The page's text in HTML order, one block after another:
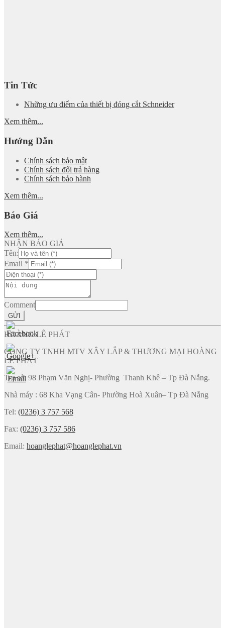
Tin Tức
Những ưu điểm của thiết bị đóng cắt Schneider
Xem thêm...
Hướng Dẫn
Chính sách bảo mật
Chính sách đổi trả hàng
Chính sách bảo hành
Xem thêm...
Báo Giá
Xem thêm...
NHẬN BÁO GIÁ
Tên:
Email *
Comment
GỬI
HOÀNG LÊ PHÁT
CÔNG TY TNHH MTV XÂY LẮP & THƯƠNG MẠI HOÀNG
LÊ PHÁT
Trụ sở: 98 Phạm Văn Nghị- Phường Thanh Khê – Tp Đà Nẵng.
Nhà máy : 68 Kha Vạng Cân- Phường Hoà Xuân– Tp Đà Nẵng
Tel: (0236) 3 757 568
Fax: (0236) 3 757 586
Email: hoanglephat@hoanglephat.vn